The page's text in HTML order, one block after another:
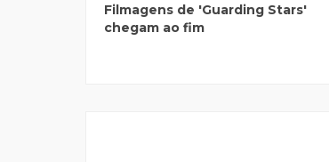
Filmagens de 'Guarding Stars'
chegam ao fim